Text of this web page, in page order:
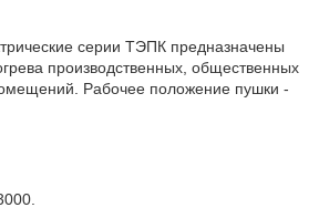
серии ТЭПК предназначены
производственных, общественных
Рабочее положение пушки -